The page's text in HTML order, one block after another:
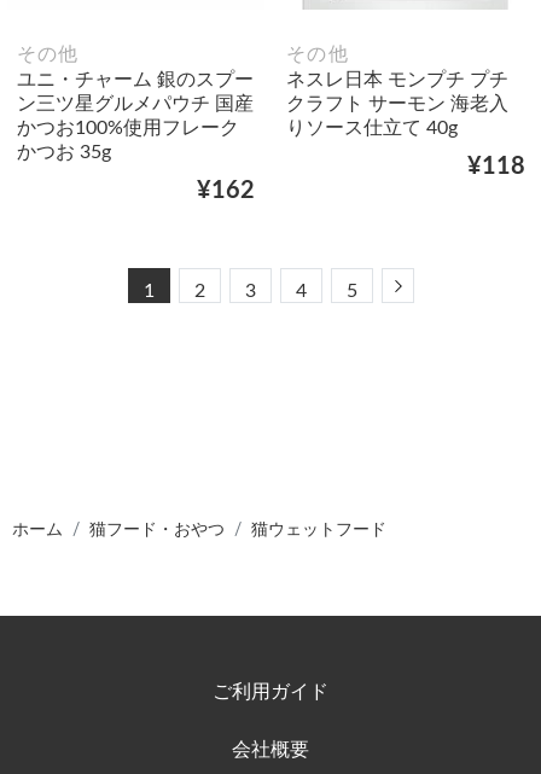
その他
ユニ・チャーム 銀のスプー
ン三ツ星グルメパウチ 国産
かつお100%使用フレーク
かつお 35g
¥162
その他
ネスレ日本 モンプチ プチ
クラフト サーモン 海老入
りソース仕立て 40g
¥118
1 2 3 4 5 Next
ホーム 猫フード・おやつ 猫ウェットフード
ご利用ガイド
会社概要